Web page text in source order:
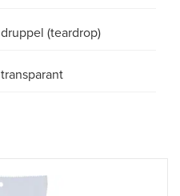
druppel (teardrop)
transparant